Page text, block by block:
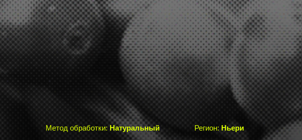
Метод обработки:Натуральный Регион: Ньери